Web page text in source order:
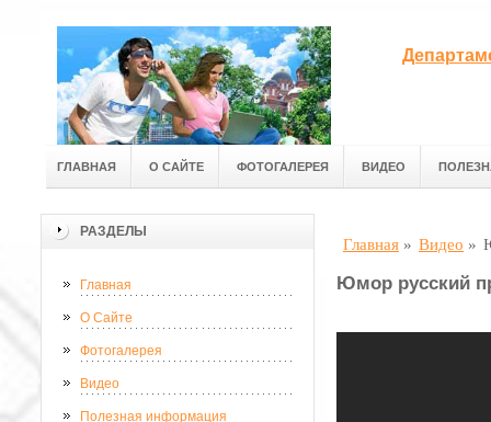
ГЛАВНАЯ О САЙТЕ ФОТОГАЛЕРЕЯ ВИДЕО
РАЗДЕЛЫ
Главная
О Сайте
Фотогалерея
Видео
Полезная информация
Главная » Видео »
Юмор русский